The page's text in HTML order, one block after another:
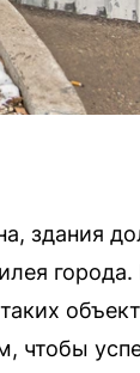
здания
чтобы